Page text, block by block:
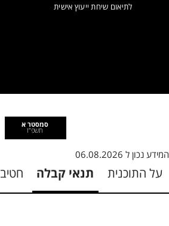
לתיאום שיחת ייעוץ אישית
סמסטר א
תשפ"ז
המידע נכון ל 06.08.2026
על התוכנית תנאי קבלה